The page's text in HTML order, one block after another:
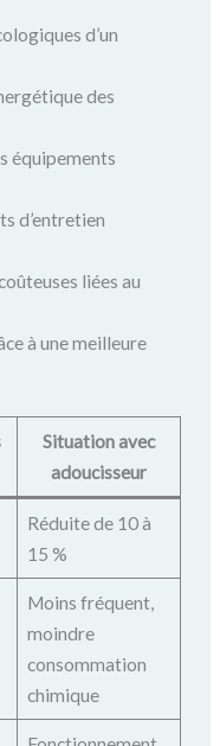
d’un
des
équipements
d’entretien
liées au
à une meilleure
Situation avec
adoucisseur
Réduite de 10 à
15 %
Moins fréquent,
moindre
consommation
chimique